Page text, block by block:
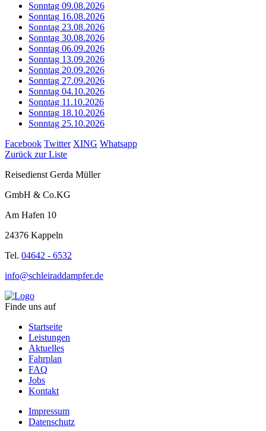
Sonntag 09.08.2026
Sonntag 16.08.2026
Sonntag 23.08.2026
Sonntag 30.08.2026
Sonntag 06.09.2026
Sonntag 13.09.2026
Sonntag 20.09.2026
Sonntag 27.09.2026
Sonntag 04.10.2026
Sonntag 11.10.2026
Sonntag 18.10.2026
Sonntag 25.10.2026
Facebook Twitter XING Whatsapp
Zurück zur Liste
Reisedienst Gerda Müller
GmbH & Co.KG
Am Hafen 10
24376 Kappeln
Tel. 04642 - 6532
info@schleiraddampfer.de
Finde uns auf
Startseite
Leistungen
Aktuelles
Fahrplan
FAQ
Jobs
Kontakt
Impressum
Datenschutz